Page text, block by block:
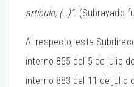
artículo; (…)”. (Subrayado
Al respecto, esta
interno 855 del 5 de julio
interno 883 del 11 de julio